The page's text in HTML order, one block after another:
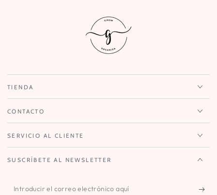
TIENDA
CONTACTO
SERVICIO AL CLIENTE
SUSCRÍBETE AL NEWSLETTER
Introducir